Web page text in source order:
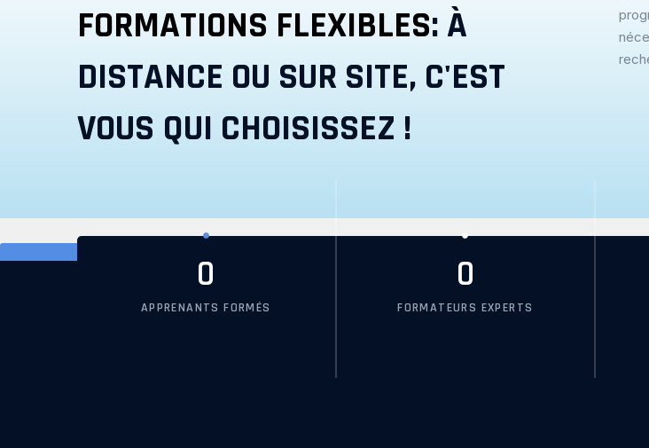
FORMATIONS FLEXIBLES: À
DISTANCE OU SUR SITE, C'EST
VOUS QUI CHOISISSEZ !
0
APPRENANTS FORMÉS
0
FORMATEURS EXPERTS